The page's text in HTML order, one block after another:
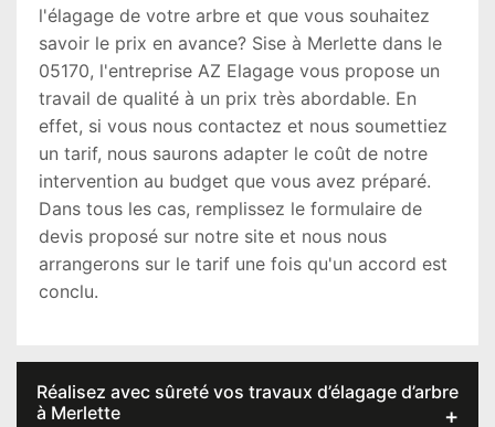
l'élagage de votre arbre et que vous souhaitez
savoir le prix en avance? Sise à Merlette dans le
05170, l'entreprise AZ Elagage vous propose un
travail de qualité à un prix très abordable. En
effet, si vous nous contactez et nous soumettiez
un tarif, nous saurons adapter le coût de notre
intervention au budget que vous avez préparé.
Dans tous les cas, remplissez le formulaire de
devis proposé sur notre site et nous nous
arrangerons sur le tarif une fois qu'un accord est
conclu.
Réalisez avec sûreté vos travaux d’élagage d’arbre
à Merlette